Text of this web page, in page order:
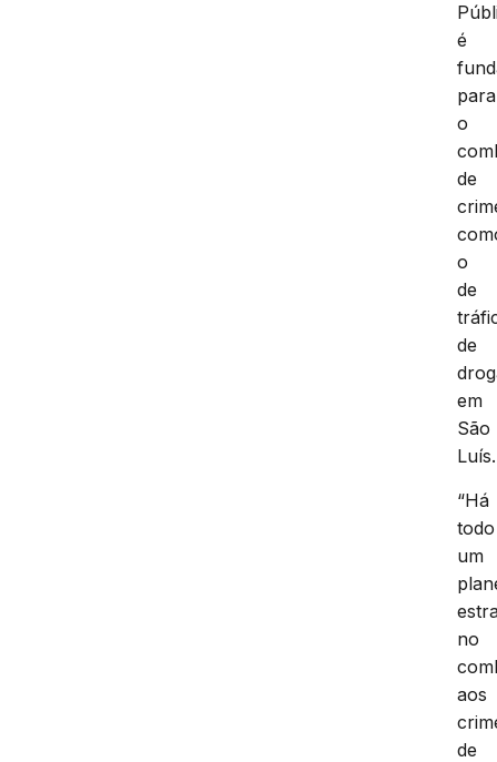
é
para
o
de
o
de
de
em
São
Luís.
“Há
todo
um
no
aos
de